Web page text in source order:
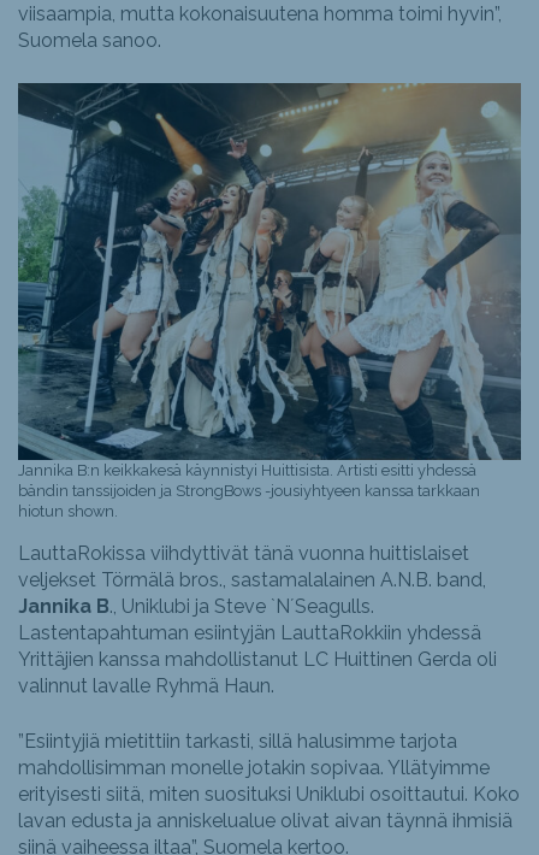
viisaampia, mutta kokonaisuutena homma toimi hyvin”,
Suomela sanoo.
Jannika B:n keikkakesä käynnistyi Huittisista. Artisti esitti yhdessä
bändin tanssijoiden ja StrongBows -jousiyhtyeen kanssa tarkkaan
hiotun shown.
LauttaRokissa viihdyttivät tänä vuonna huittislaiset
veljekset Törmälä bros., sastamalalainen A.N.B. band,
Jannika B., Uniklubi ja Steve `N´Seagulls.
Lastentapahtuman esiintyjän LauttaRokkiin yhdessä
Yrittäjien kanssa mahdollistanut LC Huittinen Gerda oli
valinnut lavalle Ryhmä Haun.
”Esiintyjiä mietittiin tarkasti, sillä halusimme tarjota
mahdollisimman monelle jotakin sopivaa. Yllätyimme
erityisesti siitä, miten suosituksi Uniklubi osoittautui. Koko
lavan edusta ja anniskelualue olivat aivan täynnä ihmisiä
siinä vaiheessa iltaa”, Suomela kertoo.